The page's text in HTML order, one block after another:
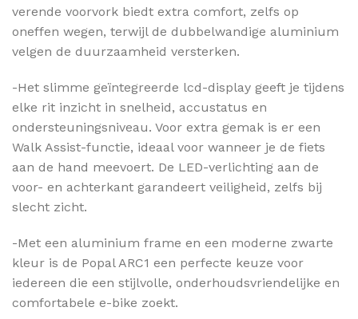
verende voorvork biedt extra comfort, zelfs op
oneffen wegen, terwijl de dubbelwandige aluminium
velgen de duurzaamheid versterken.
-Het slimme geïntegreerde lcd-display geeft je tijdens
elke rit inzicht in snelheid, accustatus en
ondersteuningsniveau. Voor extra gemak is er een
Walk Assist-functie, ideaal voor wanneer je de fiets
aan de hand meevoert. De LED-verlichting aan de
voor- en achterkant garandeert veiligheid, zelfs bij
slecht zicht.
-Met een aluminium frame en een moderne zwarte
kleur is de Popal ARC1 een perfecte keuze voor
iedereen die een stijlvolle, onderhoudsvriendelijke en
comfortabele e-bike zoekt.